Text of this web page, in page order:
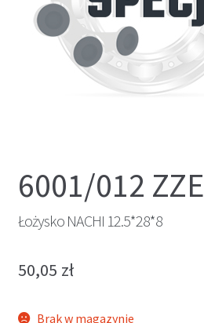
6001/012 ZZE
Łożysko NACHI 12.5*28*8
50,05 zł
Brak w magazynie